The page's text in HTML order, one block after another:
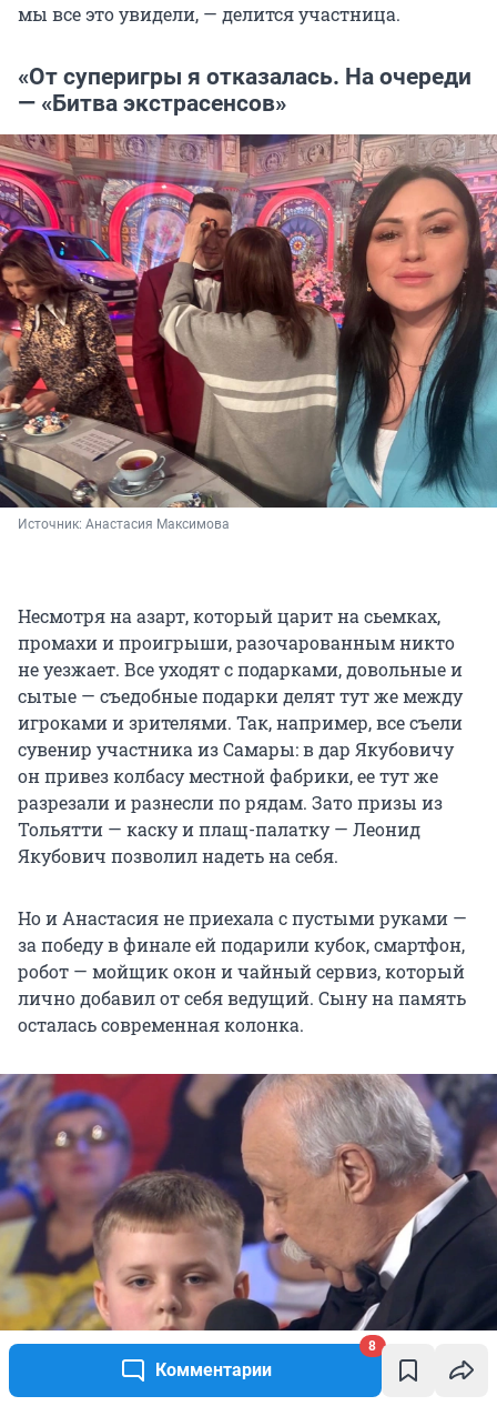
Комментарии
8
мы все это увидели, — делится участница.
«От суперигры я отказалась. На очереди
— «Битва экстрасенсов»
Источник: Анастасия Максимова
Несмотря на азарт, который царит на сьемках,
промахи и проигрыши, разочарованным никто
не уезжает. Все уходят с подарками, довольные и
сытые — съедобные подарки делят тут же между
игроками и зрителями. Так, например, все съели
сувенир участника из Самары: в дар Якубовичу
он привез колбасу местной фабрики, ее тут же
разрезали и разнесли по рядам. Зато призы из
Тольятти — каску и плащ-палатку — Леонид
Якубович позволил надеть на себя.
Но и Анастасия не приехала с пустыми руками —
за победу в финале ей подарили кубок, смартфон,
робот — мойщик окон и чайный сервиз, который
лично добавил от себя ведущий. Сыну на память
осталась современная колонка.